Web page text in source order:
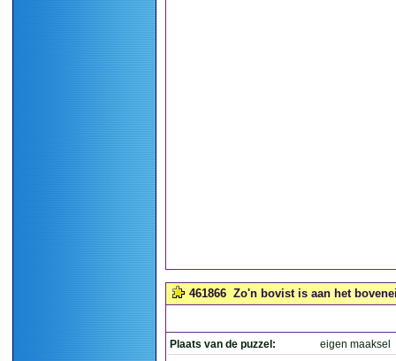
461866 Zo'n bovist is aan het
Plaats van de puzzel:
eigen maaksel